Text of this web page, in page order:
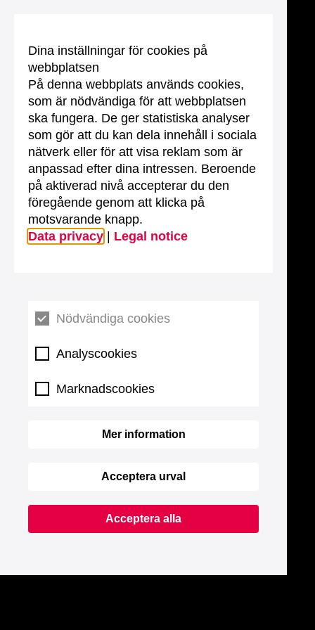
Dina inställningar för cookies på
webbplatsen
På denna webbplats används cookies,
som är nödvändiga för att webbplatsen
ska fungera. De ger statistiska analyser
som gör att du kan dela innehåll i sociala
nätverk eller för att visa reklam som är
anpassad efter dina intressen. Beroende
på aktiverad nivå accepterar du den
föregående genom att klicka på
motsvarande knapp.
Data privacy
Legal notice
Nödvändiga cookies
Analyscookies
Marknadscookies
Mer information
Acceptera urval
Acceptera alla